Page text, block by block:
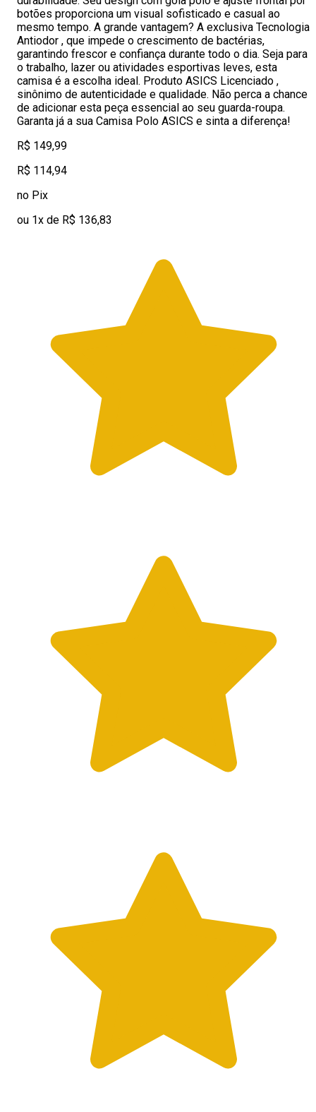
botões proporciona um visual sofisticado e casual ao
mesmo tempo. A grande vantagem? A exclusiva Tecnologia
Antiodor , que impede o crescimento de bactérias,
garantindo frescor e confiança durante todo o dia. Seja para
o trabalho, lazer ou atividades esportivas leves, esta
camisa é a escolha ideal. Produto ASICS Licenciado ,
sinônimo de autenticidade e qualidade. Não perca a chance
de adicionar esta peça essencial ao seu guarda-roupa.
Garanta já a sua Camisa Polo ASICS e sinta a diferença!
R$ 149,99
R$ 114,94
no Pix
ou 1x de R$ 136,83